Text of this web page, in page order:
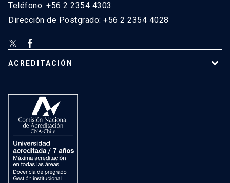
Teléfono: +56 2 2354 4303
Dirección de Postgrado: +56 2 2354 4028
ACREDITACIÓN